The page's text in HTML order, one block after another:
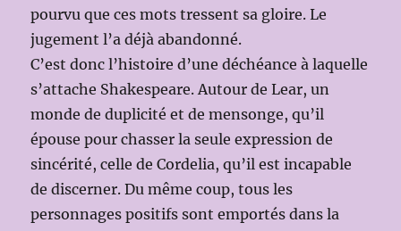
pourvu que ces mots tressent sa gloire. Le
jugement l’a déjà abandonné.
C’est donc l’histoire d’une déchéance à laquelle
s’attache Shakespeare. Autour de Lear, un
monde de duplicité et de mensonge, qu’il
épouse pour chasser la seule expression de
sincérité, celle de Cordelia, qu’il est incapable
de discerner. Du même coup, tous les
personnages positifs sont emportés dans la